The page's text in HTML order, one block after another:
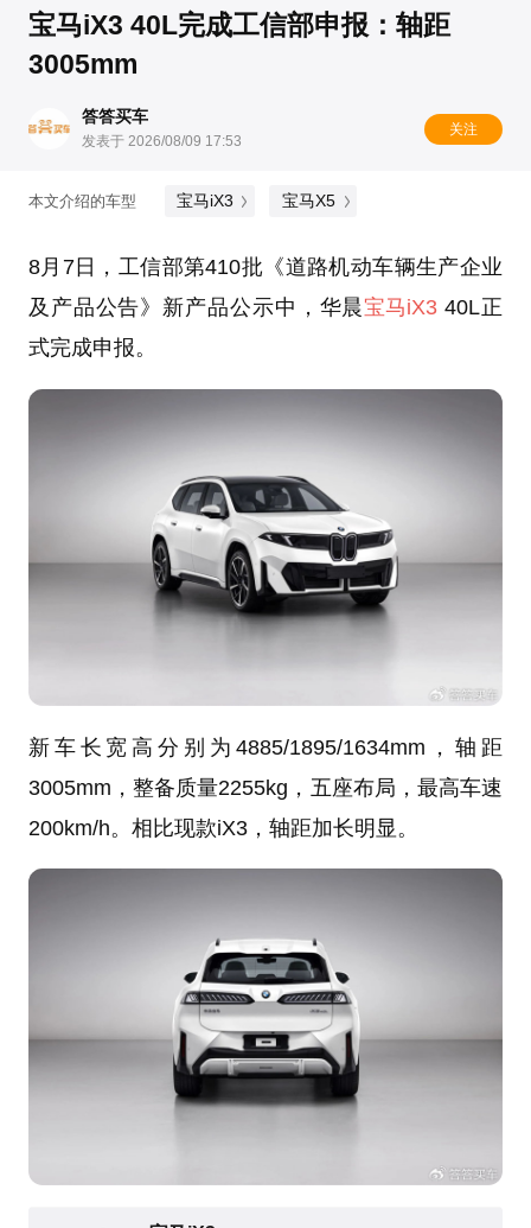
宝马iX3 40L完成工信部申报：轴距
3005mm
答答买车
发表于 2026/08/09 17:53
关注
本文介绍的车型 宝马iX3 宝马X5
8月7日，工信部第410批《道路机动车辆生产企业
及产品公告》新产品公示中，华晨宝马iX3 40L正
式完成申报。
新车长宽高分别为4885/1895/1634mm，轴距
3005mm，整备质量2255kg，五座布局，最高车速
200km/h。相比现款iX3，轴距加长明显。